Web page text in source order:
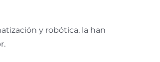
y robótica, la han